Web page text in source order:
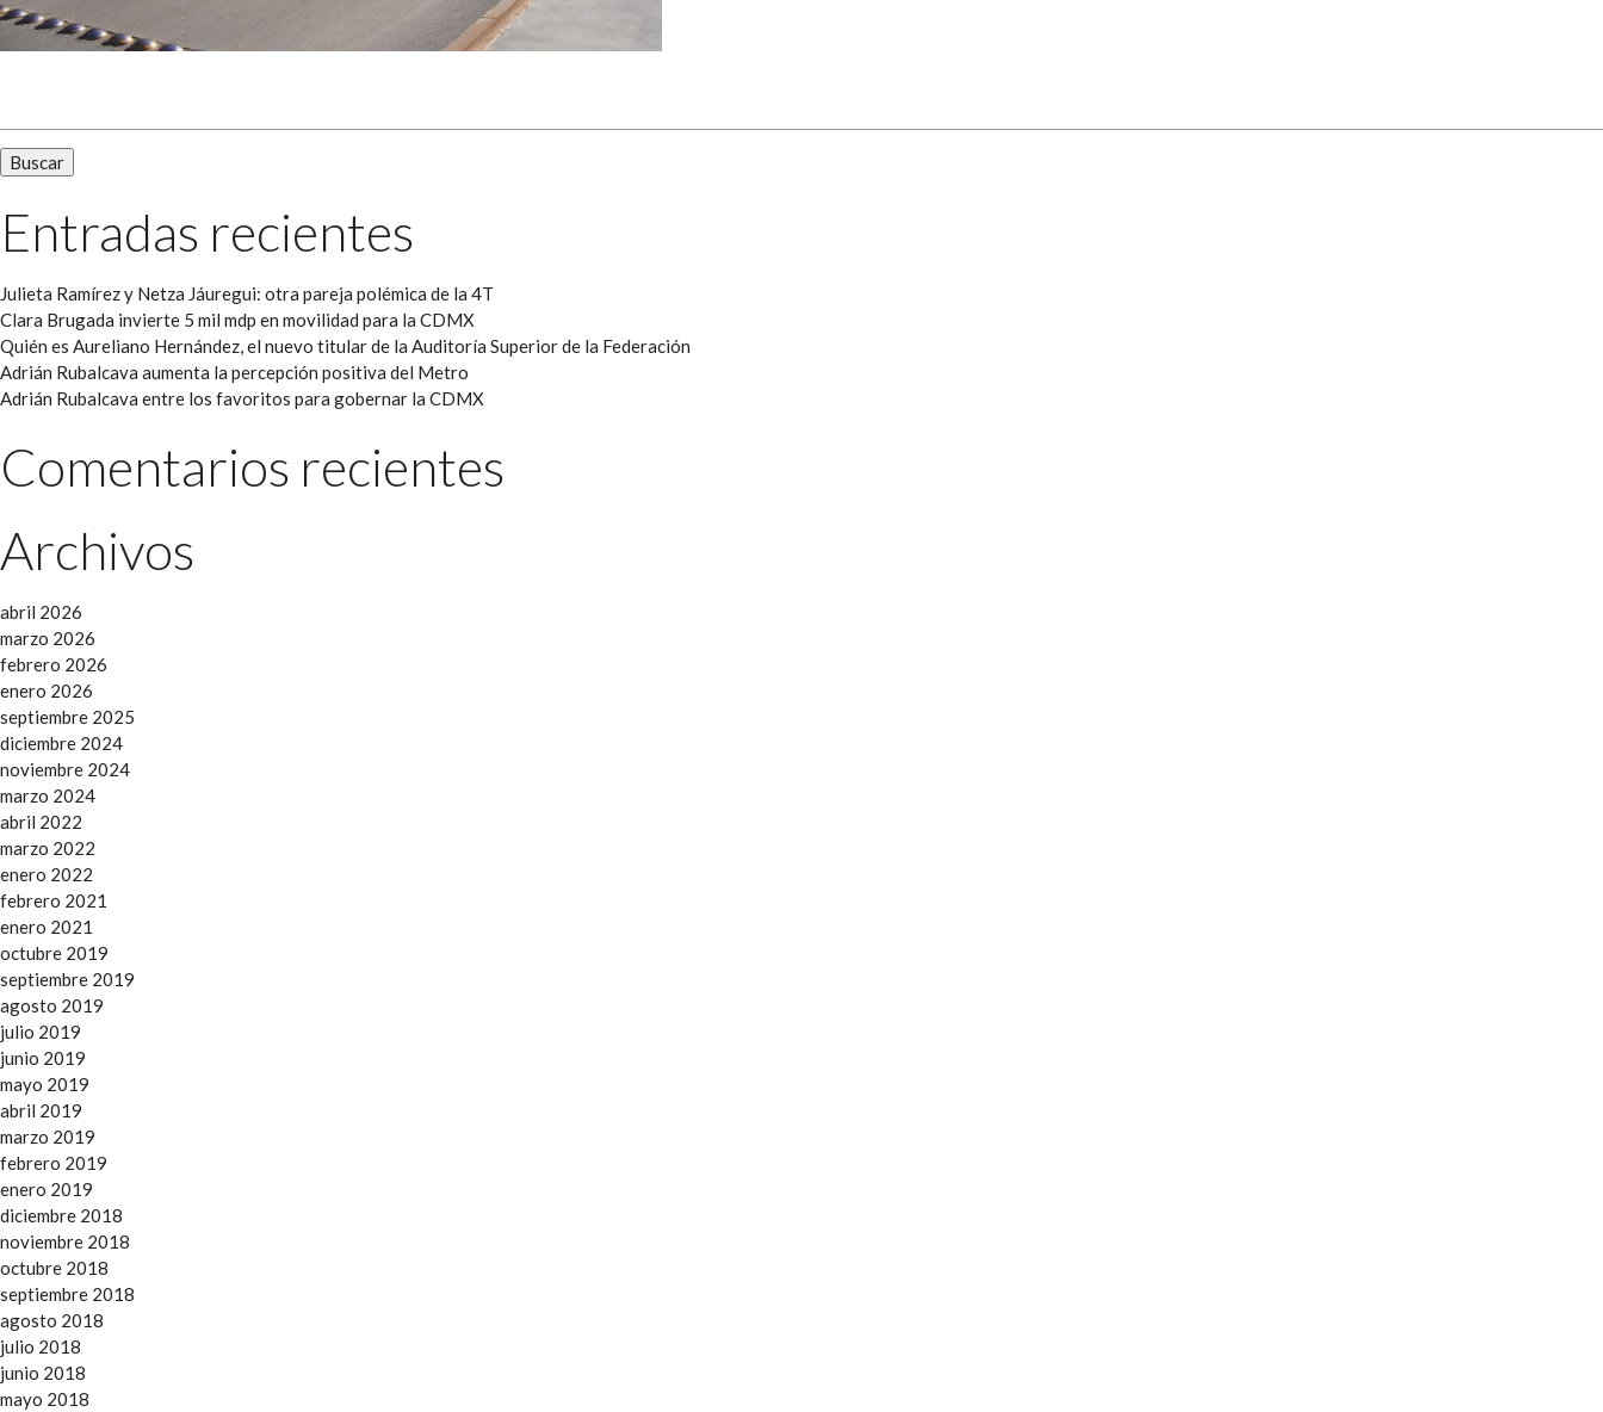
Entradas recientes
Julieta Ramírez y Netza Jáuregui: otra pareja polémica de la 4T
Clara Brugada invierte 5 mil mdp en movilidad para la CDMX
Quién es Aureliano Hernández, el nuevo titular de la Auditoría Superior de la Federación
Adrián Rubalcava aumenta la percepción positiva del Metro
Adrián Rubalcava entre los favoritos para gobernar la CDMX
Comentarios recientes
Archivos
abril 2026
marzo 2026
febrero 2026
enero 2026
septiembre 2025
diciembre 2024
noviembre 2024
marzo 2024
abril 2022
marzo 2022
enero 2022
febrero 2021
enero 2021
octubre 2019
septiembre 2019
agosto 2019
julio 2019
junio 2019
mayo 2019
abril 2019
marzo 2019
febrero 2019
enero 2019
diciembre 2018
noviembre 2018
octubre 2018
septiembre 2018
agosto 2018
julio 2018
junio 2018
mayo 2018